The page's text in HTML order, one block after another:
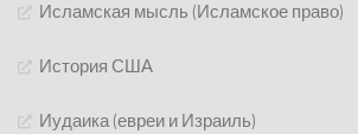
Исламская мысль (Исламское право)
История США
Иудаика (евреи и Израиль)